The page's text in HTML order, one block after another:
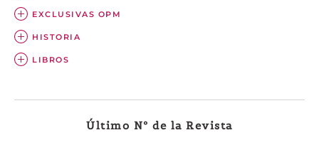
EXCLUSIVAS OPM
HISTORIA
LIBROS
Último Nº de la Revista